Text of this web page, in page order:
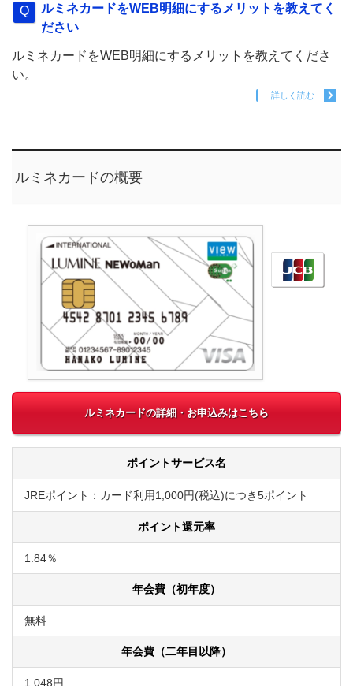
ルミネカードをWEB明細にするメリットを教えてく
ださい
ルミネカードをWEB明細にするメリットを教えてくださ
い。
詳しく読む
ルミネカードの概要
ルミネカードの詳細・お申込みはこちら
ポイントサービス名
JREポイント：カード利用1,000円(税込)につき5ポイント
ポイント還元率
1.84％
年会費（初年度）
無料
年会費（二年目以降）
1,048円